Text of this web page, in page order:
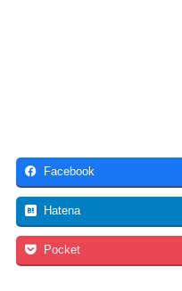
Facebook
Hatena
Pocket